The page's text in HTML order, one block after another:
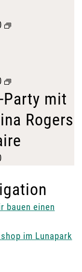
Party mit
Rogers
bauen einen
im Lunapark